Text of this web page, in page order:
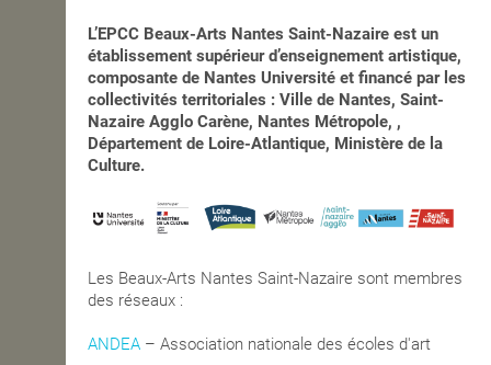
L’EPCC Beaux-Arts Nantes Saint-Nazaire est un
établissement supérieur d’enseignement artistique,
composante de Nantes Université et financé par les
collectivités territoriales : Ville de Nantes, Saint-
Nazaire Agglo Carène, Nantes Métropole, ,
Département de Loire-Atlantique, Ministère de la
Culture.
Les Beaux-Arts Nantes Saint-Nazaire sont membres
des réseaux :
ANDEA – Association nationale des écoles d'art